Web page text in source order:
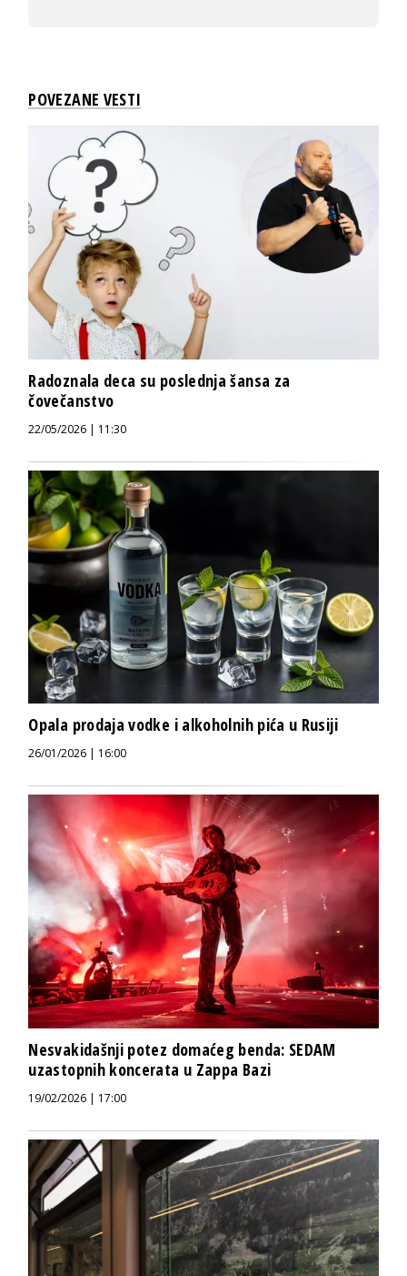
POVEZANE VESTI
Radoznala deca su poslednja šansa za
čovečanstvo
22/05/2026 | 11:30
Opala prodaja vodke i alkoholnih pića u Rusiji
26/01/2026 | 16:00
Nesvakidašnji potez domaćeg benda: SEDAM
uzastopnih koncerata u Zappa Bazi
19/02/2026 | 17:00